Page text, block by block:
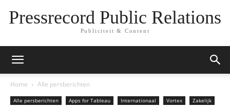
Pressrecord Public Relations
Publiciteit & Content
Home Alle persberichten
Alle persberichten Apps for Tableau Internationaal Vortex Zakelijk